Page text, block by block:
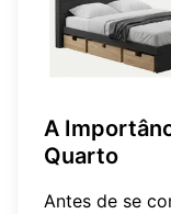
A
Quarto
Antes de se